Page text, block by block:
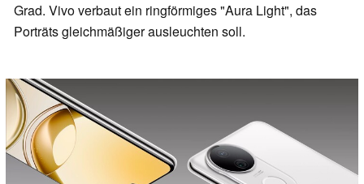
Grad. Vivo verbaut ein ringförmiges "Aura Light", das
Porträts gleichmäßiger ausleuchten soll.